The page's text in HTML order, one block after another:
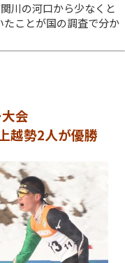
川の河口から少なくと
たことが国の調査で分か
会
越勢2人が優勝